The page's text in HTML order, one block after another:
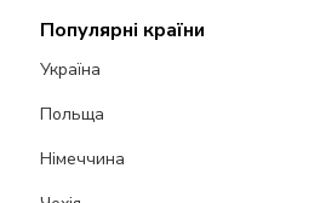
Популярні країни
Україна
Польща
Німеччина